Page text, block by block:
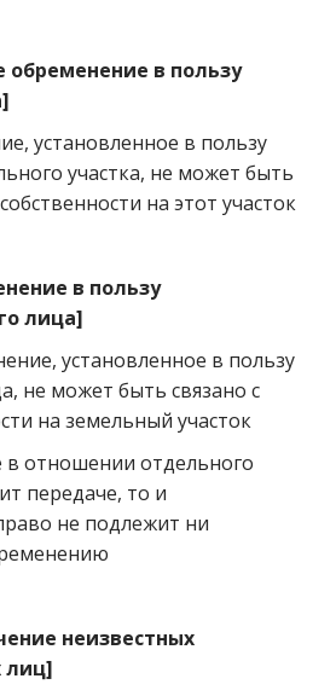
обременение в пользу
установленное в пользу
участка, не может быть
на этот участок
в пользу
лица]
установленное в пользу
не может быть связано с
на земельный участок
в отношении отдельного
передаче, то и
не подлежит ни
неизвестных
лиц]